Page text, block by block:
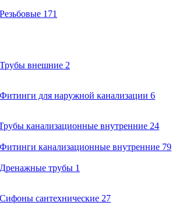
Резьбовые 171
Трубы внешние 2
Фитинги для наружной канализации 6
канализационные внутренние 24
Фитинги канализационные внутренние 79
Дренажные трубы 1
Сифоны сантехнические 27